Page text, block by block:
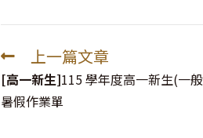
Read
more
articles
上一篇文章
[高一新生]115 學年度高一新生(一
暑假作業單